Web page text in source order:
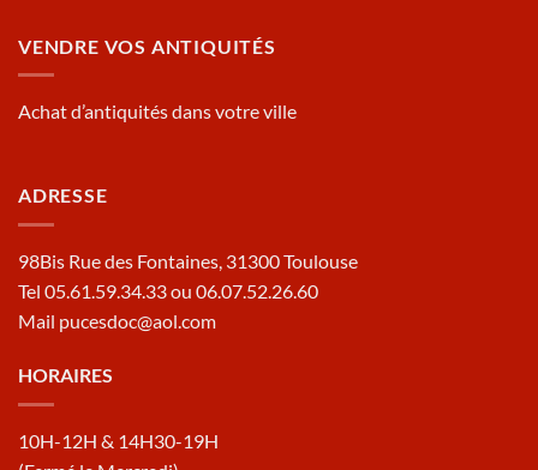
VENDRE VOS ANTIQUITÉS
Achat d’antiquités dans votre ville
ADRESSE
98Bis Rue des Fontaines, 31300 Toulouse
Tel 05.61.59.34.33 ou 06.07.52.26.60
Mail pucesdoc@aol.com
HORAIRES
10H-12H & 14H30-19H